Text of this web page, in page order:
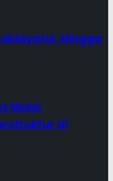
Hingga
Mulai
di